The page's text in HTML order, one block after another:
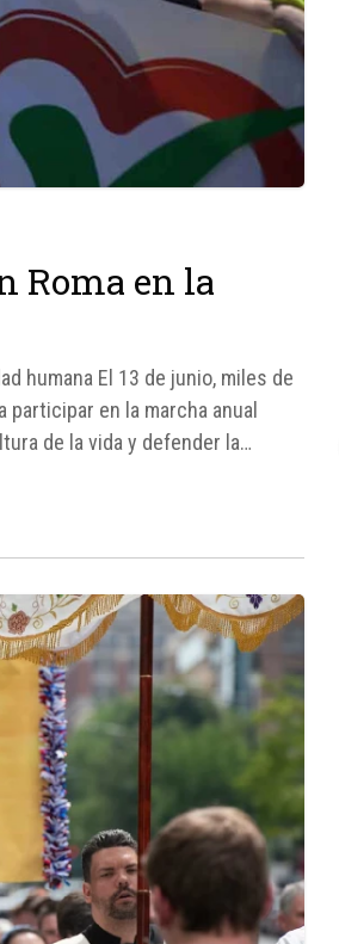
Roma en la
humana El 13 de junio, miles de
participar en la marcha anual
de la vida y defender la